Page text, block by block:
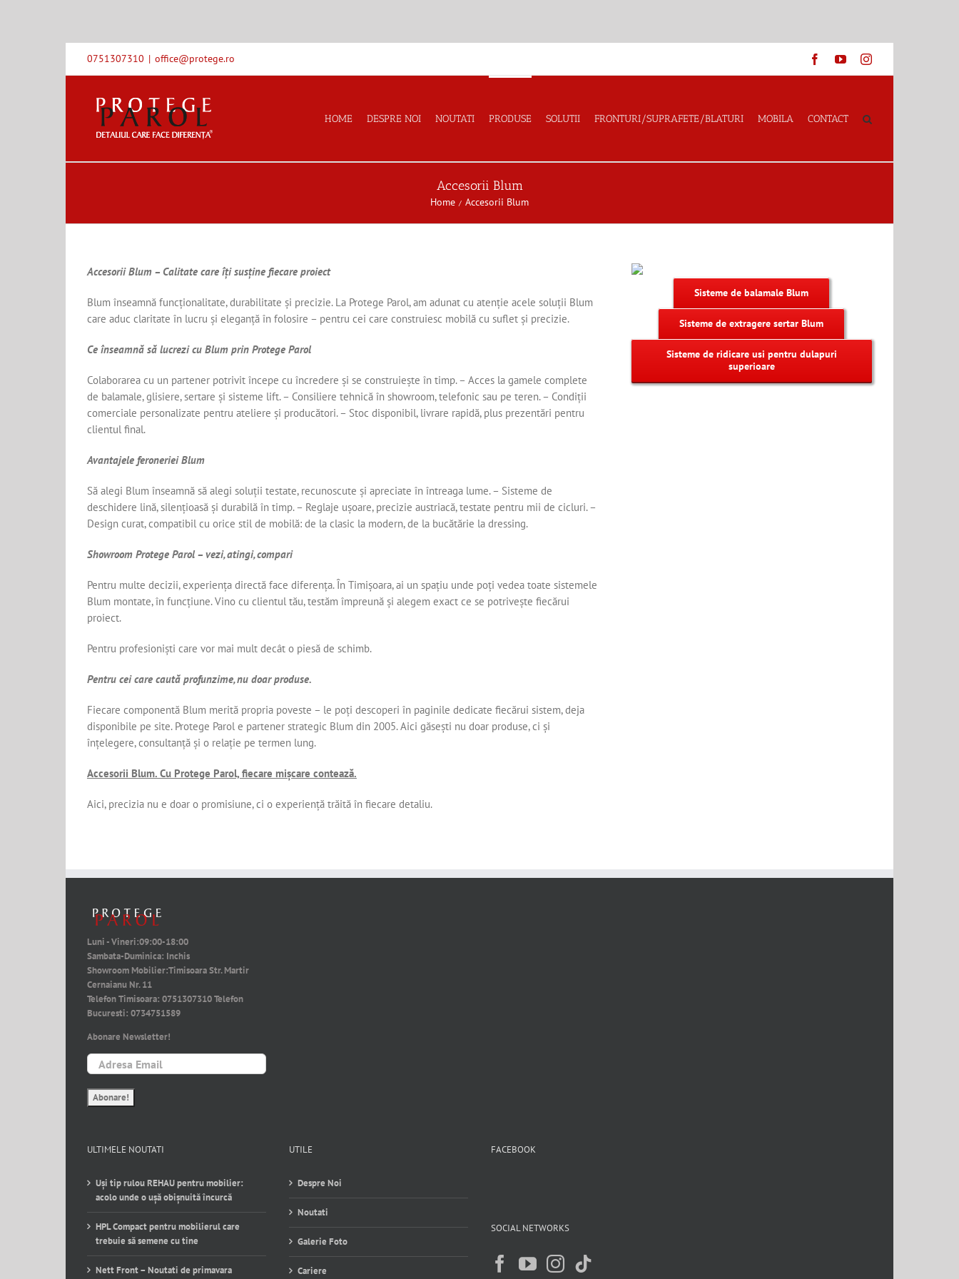
0751307310 | office@protege.ro FacebookYouTubeInstagram
HOME DESPRE NOI NOUTATI PRODUSE SOLUTII FRONTURI/SUPRAFETE/BLATURI MOBILA CONTACT
Accesorii Blum
Home Accesorii Blum
Accesorii Blum – Calitate care îți susține fiecare proiect
Blum înseamnă funcționalitate, durabilitate și precizie. La Protege Parol, am adunat cu atenție acele soluții Blum
care aduc claritate în lucru și eleganță în folosire – pentru cei care construiesc mobilă cu suflet și precizie.
Ce înseamnă să lucrezi cu Blum prin Protege Parol
Colaborarea cu un partener potrivit începe cu încredere și se construiește în timp. – Acces la gamele complete
de balamale, glisiere, sertare și sisteme lift. – Consiliere tehnică în showroom, telefonic sau pe teren. – Condiții
comerciale personalizate pentru ateliere și producători. – Stoc disponibil, livrare rapidă, plus prezentări pentru
clientul final.
Avantajele feroneriei Blum
Să alegi Blum înseamnă să alegi soluții testate, recunoscute și apreciate în întreaga lume. – Sisteme de
deschidere lină, silențioasă și durabilă în timp. – Reglaje ușoare, precizie austriacă, testate pentru mii de cicluri. –
Design curat, compatibil cu orice stil de mobilă: de la clasic la modern, de la bucătărie la dressing.
Showroom Protege Parol – vezi, atingi, compari
Pentru multe decizii, experiența directă face diferența. În Timișoara, ai un spațiu unde poți vedea toate sistemele
Blum montate, în funcțiune. Vino cu clientul tău, testăm împreună și alegem exact ce se potrivește fiecărui
proiect.
Pentru profesioniști care vor mai mult decât o piesă de schimb.
Pentru cei care caută profunzime, nu doar produse.
Fiecare componentă Blum merită propria poveste – le poți descoperi în paginile dedicate fiecărui sistem, deja
disponibile pe site. Protege Parol e partener strategic Blum din 2005. Aici găsești nu doar produse, ci și
înțelegere, consultanță și o relație pe termen lung.
Accesorii Blum. Cu Protege Parol, fiecare mișcare contează.
Aici, precizia nu e doar o promisiune, ci o experiență trăită în fiecare detaliu.
Sisteme de balamale Blum
Sisteme de extragere sertar Blum
Sisteme de ridicare usi pentru dulapuri
superioare
Luni - Vineri:09:00-18:00
Sambata-Duminica: Inchis
Showroom Mobilier:Timisoara Str. Martir
Cernaianu Nr. 11
Telefon Timisoara: 0751307310Telefon
Bucuresti: 0734751589
Abonare Newsletter!
ULTIMELE NOUTATI
Uși tip rulou REHAU pentru mobilier:
acolo unde o ușă obișnuită încurcă
HPL Compact pentru mobilierul care
trebuie să semene cu tine
Nett Front – Noutati de primavara
UTILE
Despre Noi
Noutati
Galerie Foto
Cariere
FACEBOOK
SOCIAL NETWORKS